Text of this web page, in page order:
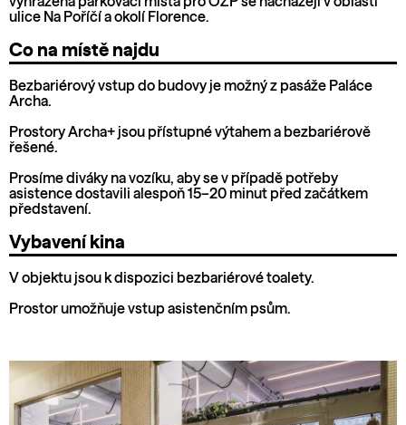
ulice Na Poříčí a okolí Florence.
Co na místě najdu
Bezbariérový vstup do budovy je možný z pasáže Paláce
Archa.
Prostory Archa+ jsou přístupné výtahem a bezbariérově
řešené.
Prosíme diváky na vozíku, aby se v případě potřeby
asistence dostavili alespoň 15–20 minut před začátkem
představení.
Vybavení kina
V objektu jsou k dispozici bezbariérové toalety.
Prostor umožňuje vstup asistenčním psům.